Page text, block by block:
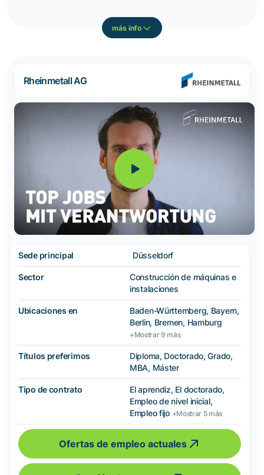
más info
Rheinmetall AG
Sede principal Düsseldorf
Sector
Construcción de máquinas e
instalaciones
Ubicaciones en
Baden-Württemberg, Bayern,
Berlin, Bremen, Hamburg
+Mostrar 9 más
Títulos preferimos
Diploma, Doctorado, Grado,
MBA, Máster
Tipo de contrato
El aprendiz, El doctorado,
Empleo de nivel inicial,
Empleo fijo +Mostrar 5 más
Ofertas de empleo actuales